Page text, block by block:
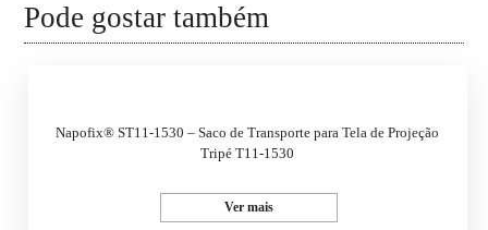
Pode gostar também
Napofix® ST11-1530 – Saco de Transporte para Tela de Projeção
Tripé T11-1530
Ver mais